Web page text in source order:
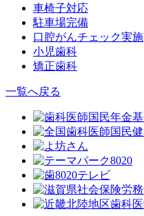
車椅子対応
駐車場完備
口腔がんチェック実施
小児歯科
矯正歯科
一覧へ戻る